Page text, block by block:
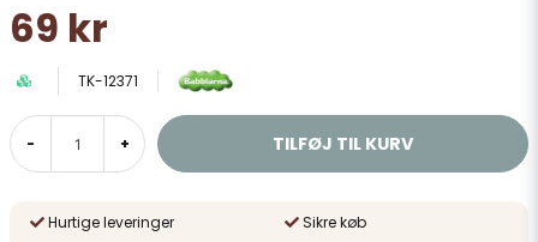
69 kr
TK-12371
- + TILFØJ TIL KURV
Hurtige leveringer
Sikre køb